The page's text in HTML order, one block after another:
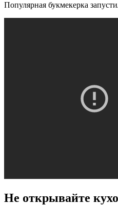
Популярная букмекерка
Не открывайте